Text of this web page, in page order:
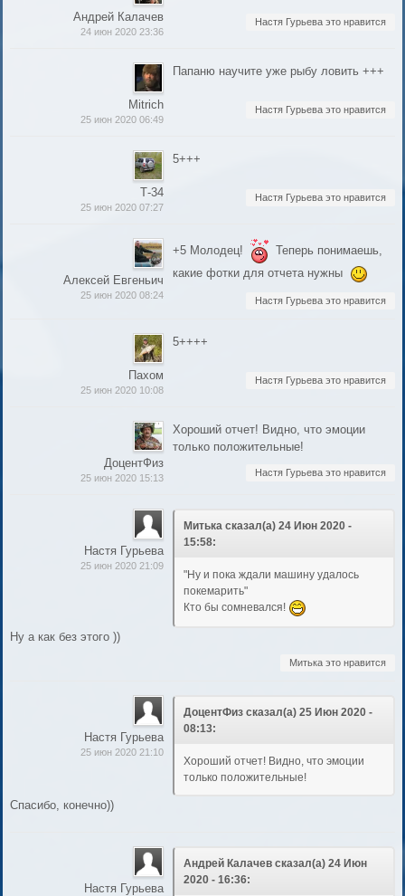
Андрей Калачев
24 июн 2020 23:36
Настя Гурьева это нравится
Mitrich
25 июн 2020 06:49
Папаню научите уже рыбу ловить +++
Настя Гурьева это нравится
Т-34
25 июн 2020 07:27
5+++
Настя Гурьева это нравится
Алексей Евгеньич
25 июн 2020 08:24
+5 Молодец!
Теперь понимаешь,
какие фотки для отчета нужны
Настя Гурьева это нравится
Пахом
25 июн 2020 10:08
5++++
Настя Гурьева это нравится
ДоцентФиз
25 июн 2020 15:13
Хороший отчет! Видно, что эмоции
только положительные!
Настя Гурьева это нравится
Настя Гурьева
25 июн 2020 21:09
Митька сказал(а) 24 Июн 2020 -
15:58:
"Ну и пока ждали машину удалось
покемарить"
Кто бы сомневался!
Ну а как без этого ))
Митька это нравится
Настя Гурьева
25 июн 2020 21:10
ДоцентФиз сказал(а) 25 Июн 2020 -
08:13:
Хороший отчет! Видно, что эмоции
только положительные!
Спасибо, конечно))
Настя Гурьева
Андрей Калачев сказал(а) 24 Июн
2020 - 16:36: